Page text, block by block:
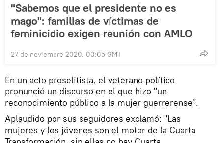
"Sabemos que el presidente no es
mago": familias de víctimas de
feminicidio exigen reunión con AMLO
27 de noviembre 2020, 00:05 GMT
En un acto proselitista, el veterano político
pronunció un discurso en el que hizo "un
reconocimiento público a la mujer guerrerense".
Aplaudido por sus seguidores exclamó: "Las
mujeres y los jóvenes son el motor de la Cuarta